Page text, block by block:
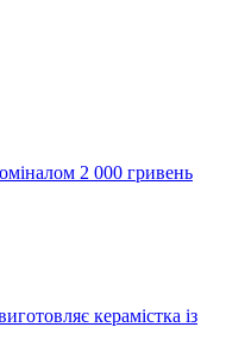
2 000 гривень
керамістка із